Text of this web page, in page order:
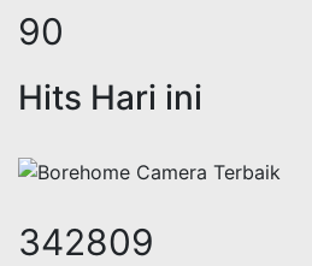
110
Hits Hari ini
423889